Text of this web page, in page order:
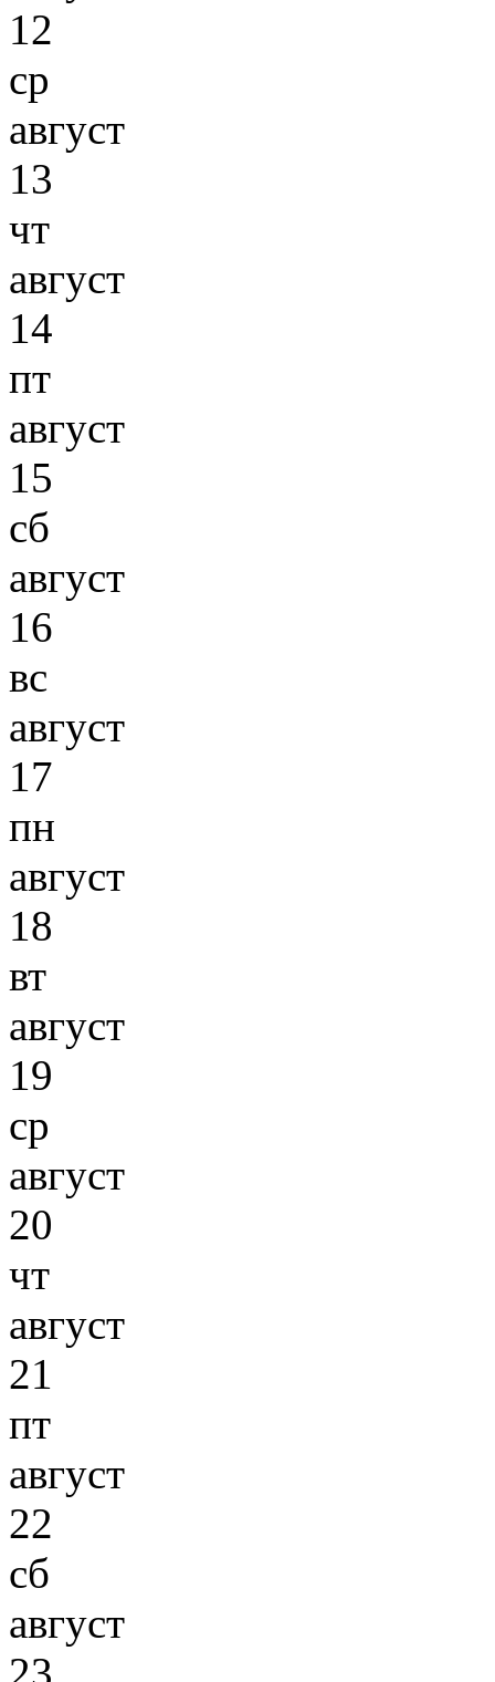
12
ср
август
13
чт
август
14
пт
август
15
сб
август
16
вс
август
17
пн
август
18
вт
август
19
ср
август
20
чт
август
21
пт
август
22
сб
август
23